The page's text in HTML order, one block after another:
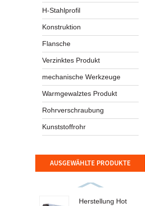
H-Stahlprofil
Konstruktion
Flansche
Verzinktes Produkt
mechanische Werkzeuge
Warmgewalztes Produkt
Rohrverschraubung
Kunststoffrohr
AUSGEWÄHLTE PRODUKTE
Herstellung Hot